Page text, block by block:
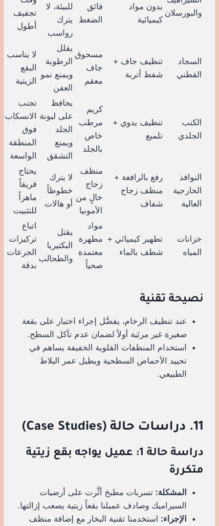
والبورسلان
بدون مواد
كيميائية
فائق
الضغط
للبيئة، لا
يترك
رواسب
تجفيف
أطول
السجاد
القطني
تنظيف جاف +
شفط أتربة
مسحوق
جاف
معقم
يقلل
الرطوبة
ويمنع نمو
العفن
لا يناسب
البقع
الزيتية
الكنب
الجلدي
تنظيف يدوي +
تلميع
كريم
مرطب
خاص
بالجلد
يحافظ
على ليونة
الجلد
ويمنع
التشقق
تجنب
الانسكاب
فوق
المنطقة
الواسعة
النوافذ
الخارجية
العالية
رفع بالرافعة +
منظف زجاج
شفاف
منظف
زجاج
خالٍ من
الأمونيا
لا يترك
خطوطاً
أو هالات
يحتاج
فريقاً
ماهراً
للتثبيت
خزانات
المياه
تطهير كيميائي +
شطف بالماء
مواد
مطهرة
معتمدة
صحياً
يقتل
البكتيريا
والطحالب
اتباع
تركيزات
الجرعات
بدقة
نصيحة تقنية
عند تنظيف الرخام، يفضَّل إجراء اختبار على بقعة
صغيرة غير مرئية أولاً لضمان عدم تآكل السطح.
استخدام المنظفات القلوية الخفيفة يساهم في
تحييد الأحماض السطحية ويطيل عمر البلاط
الطبيعي.
11. دراسات حالة (Case Studies)
دراسة حالة 1: عميل يواجه بقع زيتية
متكررة
المشكلة: تسربات مطبخ أثَّرت على أرضيات
السيراميك وصادف عميلنا بقعاً زيتية يصعب إزالتها.
الإجراء: استخدمنا تقنية البخار مع إضافة منظف